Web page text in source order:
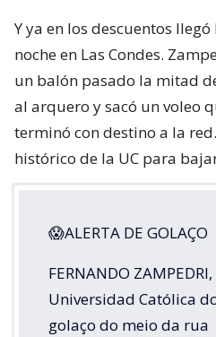
Y ya en los descuentos
noche en Las Condes.
un balón pasado la mitad
al arquero y sacó un voleo
terminó con destino a la
histórico de la UC para
😱ALERTA DE GOLAÇO
FERNANDO
Universidad Católica
golaço do meio da rua